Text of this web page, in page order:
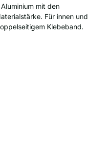
mit den
Für innen und
Klebeband.